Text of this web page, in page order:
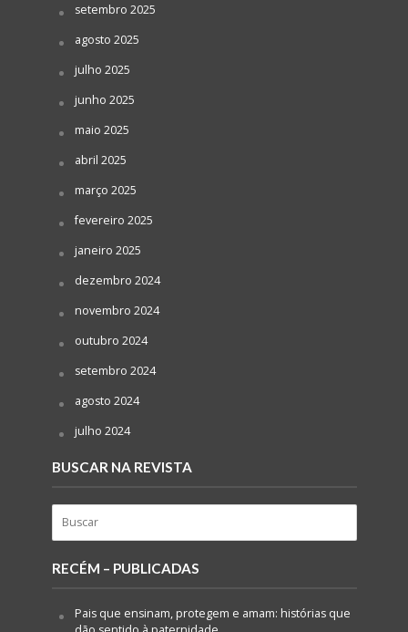
setembro 2025
agosto 2025
julho 2025
junho 2025
maio 2025
abril 2025
março 2025
fevereiro 2025
janeiro 2025
dezembro 2024
novembro 2024
outubro 2024
setembro 2024
agosto 2024
julho 2024
BUSCAR NA REVISTA
RECÉM – PUBLICADAS
Pais que ensinam, protegem e amam: histórias que